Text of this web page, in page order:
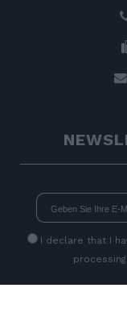
I declare that I